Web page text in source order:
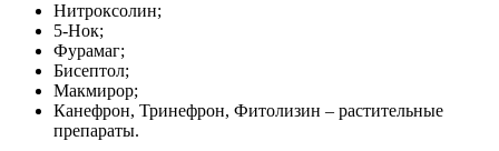
Нитроксолин;
5-Нок;
Фурамаг;
Бисептол;
Макмирор;
Канефрон, Тринефрон, Фитолизин – растительные
препараты.